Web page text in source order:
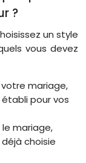
?
un style
vous devez
mariage,
pour vos
mariage,
choisie